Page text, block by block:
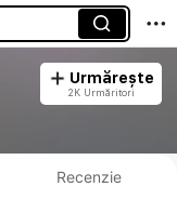
Urmărește
2K Urmăritori
privind vânzările și stocul.
Recenzie